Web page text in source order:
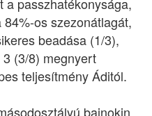
os szezonátlagát,
beadása (1/3),
(3/8) megnyert
teljesítmény Áditól.
bajnokin